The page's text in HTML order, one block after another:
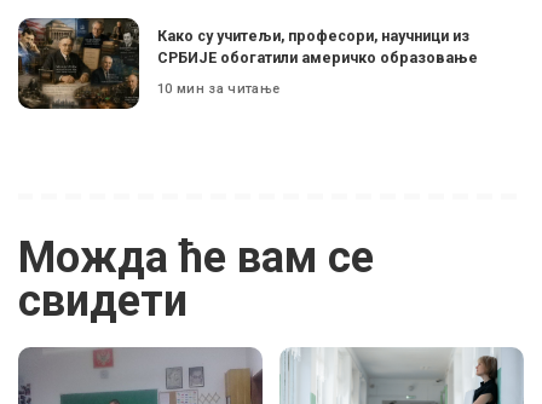
Како су учитељи, професори, научници из
СРБИЈЕ обогатили америчко образовање
10 мин за читање
Можда ће вам се
свидети